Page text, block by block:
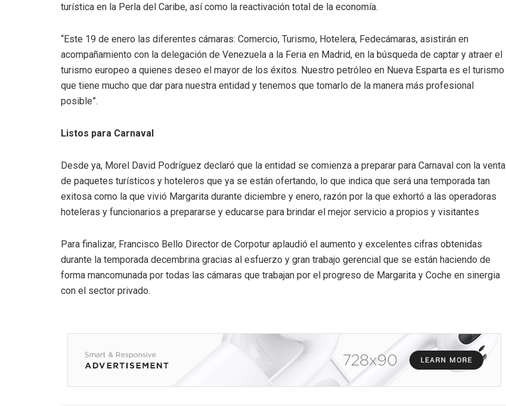
turística en la Perla del Caribe, así como la reactivación total de la economía.
“Este 19 de enero las diferentes cámaras: Comercio, Turismo, Hotelera, Fedecámaras, asistirán en
acompañamiento con la delegación de Venezuela a la Feria en Madrid, en la búsqueda de captar y atraer el
turismo europeo a quienes deseo el mayor de los éxitos. Nuestro petróleo en Nueva Esparta es el turismo
que tiene mucho que dar para nuestra entidad y tenemos que tomarlo de la manera más profesional
posible”.
Listos para Carnaval
Desde ya, Morel David Podríguez declaró que la entidad se comienza a preparar para Carnaval con la venta
de paquetes turísticos y hoteleros que ya se están ofertando, lo que indica que será una temporada tan
exitosa como la que vivió Margarita durante diciembre y enero, razón por la que exhortó a las operadoras
hoteleras y funcionarios a prepararse y educarse para brindar el mejor servicio a propios y visitantes
Para finalizar, Francisco Bello Director de Corpotur aplaudió el aumento y excelentes cifras obtenidas
durante la temporada decembrina gracias al esfuerzo y gran trabajo gerencial que se están haciendo de
forma mancomunada por todas las cámaras que trabajan por el progreso de Margarita y Coche en sinergia
con el sector privado.